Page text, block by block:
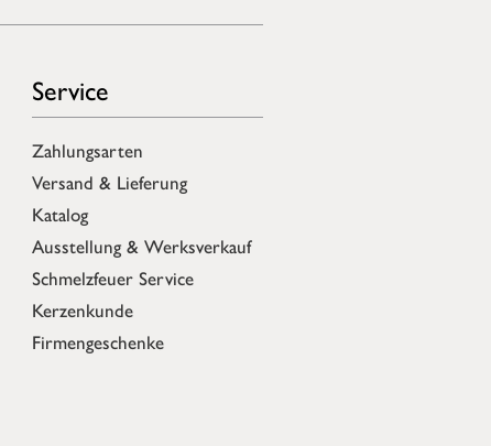
Service
Zahlungsarten
Versand & Lieferung
Katalog
Ausstellung & Werksverkauf
Schmelzfeuer Service
Kerzenkunde
Firmengeschenke